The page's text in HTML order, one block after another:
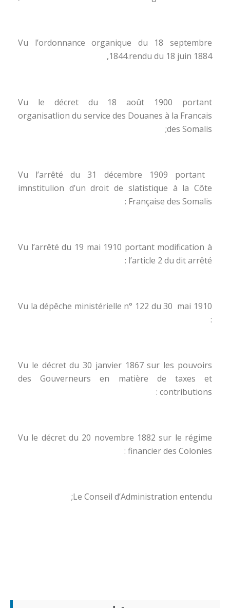
Vu l’ordonnance organique du 18 septembre
1844.rendu du 18 juin 1884,
Vu le décret du 18 août 1900 portant
organisatlion du service des Douanes à la Francais
des Somalis;
Vu l’arrêté du 31 décembre 1909 portant
imnstitulion d’un droit de slatistique à la Côte
Française des Somalis :
Vu l’arrêté du 19 mai 1910 portant modification à
l’article 2 du dit arrêté :
Vu la dépêche ministérielle n° 122 du 30 mai 1910
:
Vu le décret du 30 janvier 1867 sur les pouvoirs
des Gouverneurs en matière de taxes et
contributions :
Vu le décret du 20 novembre 1882 sur le régime
financier des Colonies :
Le Conseil d’Administration entendu;